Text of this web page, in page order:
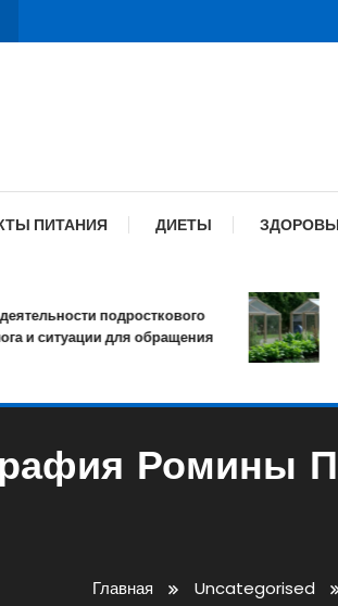
ПИТАНИЯ ДИЕТЫ
подросткового
и ситуации для обращения
Ромины
Главная Uncategorised